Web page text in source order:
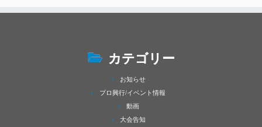
カテゴリー
お知らせ
プロ興行/イベント情報
動画
大会告知